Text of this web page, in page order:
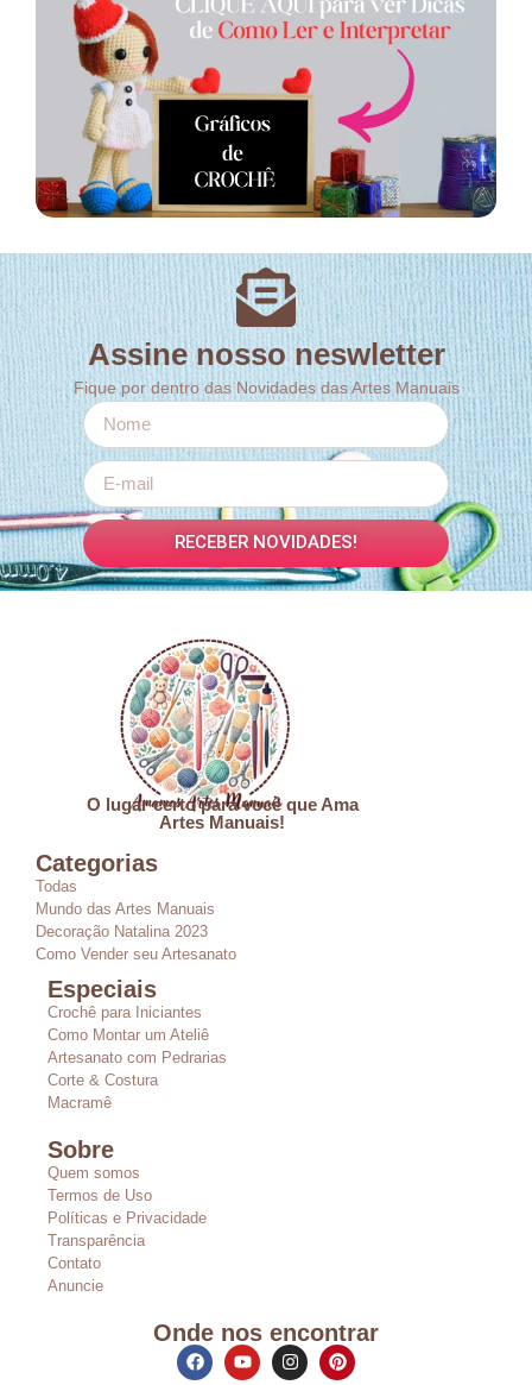
Assine nosso neswletter
Fique por dentro das Novidades das Artes Manuais
RECEBER NOVIDADES!
O lugar certo para você que Ama
Artes Manuais!
Categorias
Todas
Mundo das Artes Manuais
Decoração Natalina 2023
Como Vender seu Artesanato
Especiais
Crochê para Iniciantes
Como Montar um Ateliê
Artesanato com Pedrarias
Corte & Costura
Macramê
Sobre
Quem somos
Termos de Uso
Políticas e Privacidade
Transparência
Contato
Anuncie
Onde nos encontrar